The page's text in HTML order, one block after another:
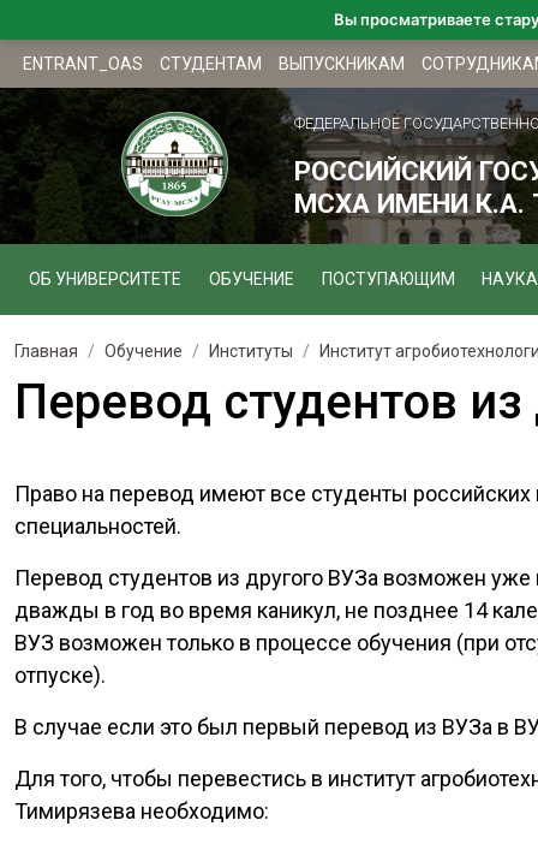
ENTRANT_OAS СТУДЕНТАМ ВЫПУСКНИКАМ
ФЕДЕРАЛЬНОЕ
РОССИЙСКИЙ
МСХА ИМЕНИ К.А.
ОБ УНИВЕРСИТЕТЕ ОБУЧЕНИЕ ПОСТУПАЮЩИМ
Главная Обучение Институты Институт
Перевод студентов
Право на перевод имеют все студенты
специальностей.
Перевод студентов из другого ВУЗа возможен
дважды в год во время каникул, не позднее 14
ВУЗ возможен только в процессе обучения (при
отпуске).
В случае если это был первый перевод из ВУЗа в
Для того, чтобы перевестись в институт
Тимирязева необходимо:
Вы просматриваете